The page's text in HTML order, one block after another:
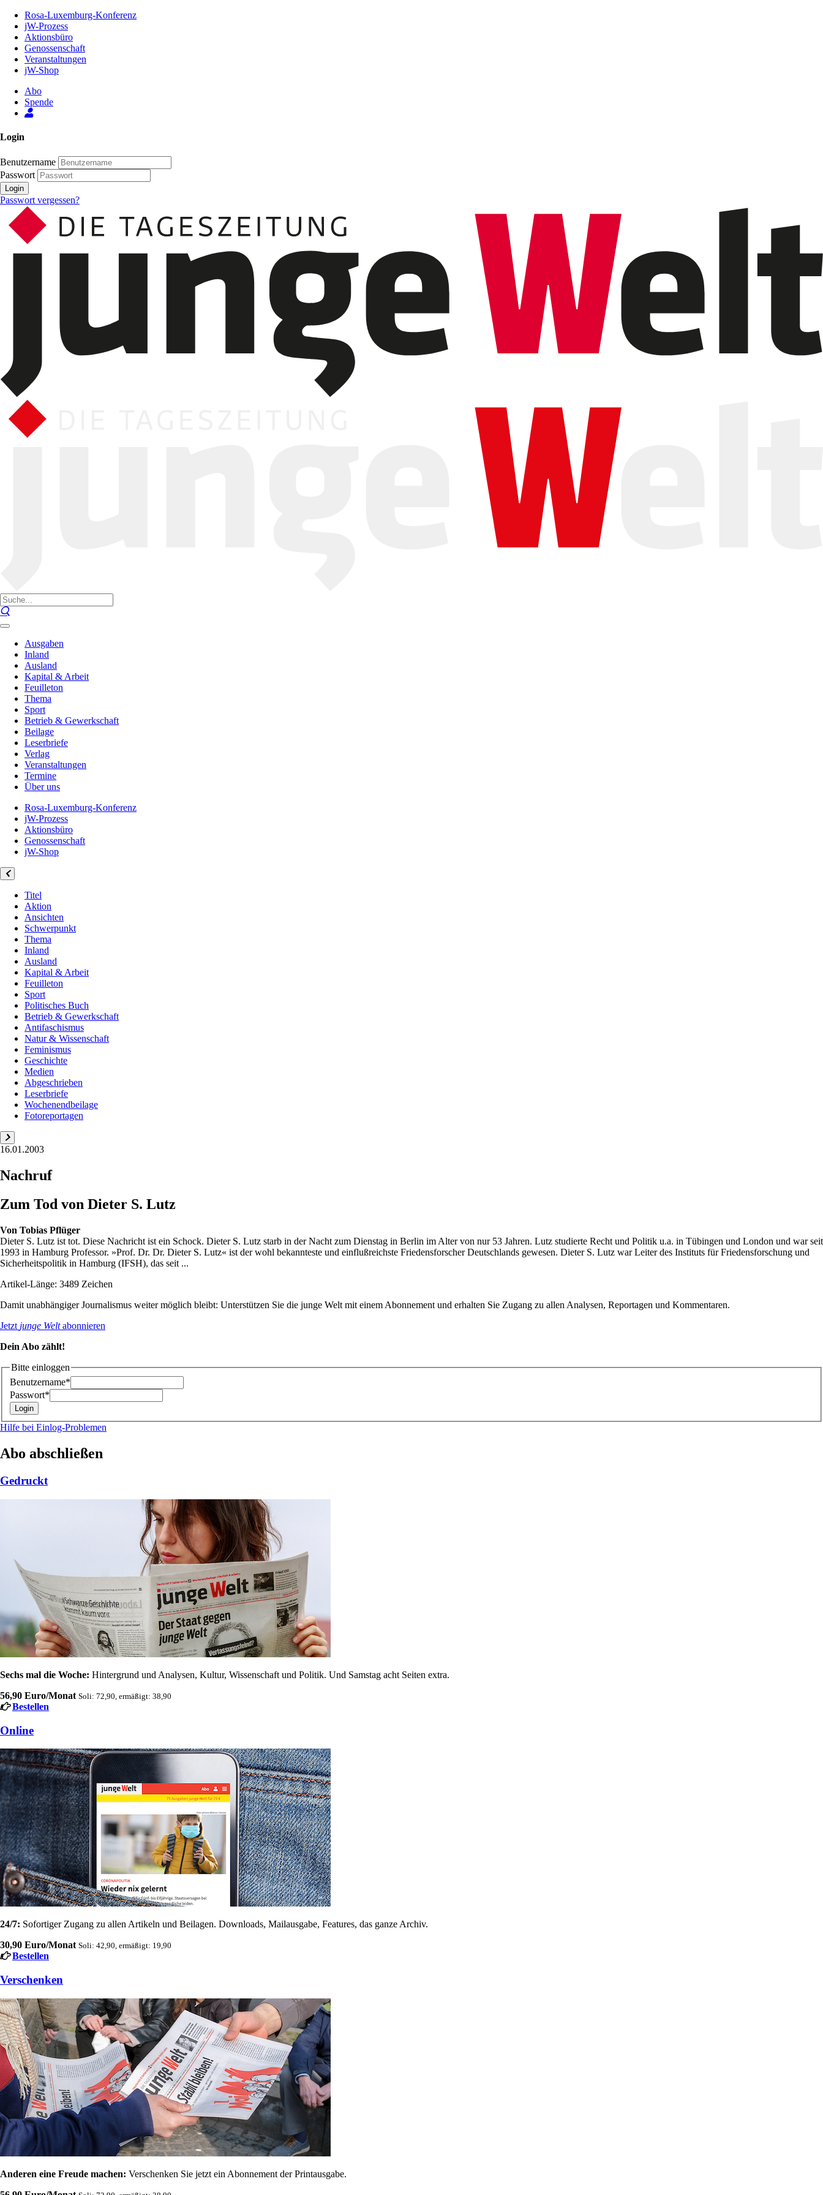
Inhalt
Seite
Rosa-Luxemburg-Konferenz
jW-Prozess
Aktionsbüro
Genossenschaft
Veranstaltungen
jW-Shop
Abo
Spende
Login
Benutzername
Passwort
Login
Passwort vergessen?
Ausgaben
Inland
Ausland
Kapital & Arbeit
Feuilleton
Thema
Sport
Betrieb & Gewerkschaft
Beilage
Leserbriefe
Verlag
Veranstaltungen
Termine
Über uns
Rosa-Luxemburg-Konferenz
jW-Prozess
Aktionsbüro
Genossenschaft
jW-Shop
Titel
Aktion
Ansichten
Schwerpunkt
Thema
Inland
Ausland
Kapital & Arbeit
Feuilleton
Sport
Politisches Buch
Betrieb & Gewerkschaft
Antifaschismus
Natur & Wissenschaft
Feminismus
Geschichte
Medien
Abgeschrieben
Leserbriefe
Wochenendbeilage
Fotoreportagen
16.01.2003
Nachruf
Zum Tod von Dieter S. Lutz
Von Tobias Pflüger
Dieter S. Lutz ist tot. Diese Nachricht ist ein Schock. Dieter S. Lutz starb in der Nacht zum Dienstag in Berlin im Alter von nur 53 Jahren. Lutz studierte Recht und Politik u.a. in Tübingen und London und war seit
1993 in Hamburg Professor. »Prof. Dr. Dr. Dieter S. Lutz« ist der wohl bekannteste und einflußreichste Friedensforscher Deutschlands gewesen. Dieter S. Lutz war Leiter des Instituts für Friedensforschung und
Sicherheitspolitik in Hamburg (IFSH), das seit ...
Artikel-Länge: 3489 Zeichen
Damit unabhängiger Journalismus weiter möglich bleibt: Unterstützen Sie die junge Welt mit einem Abonnement und erhalten Sie Zugang zu allen Analysen, Reportagen und Kommentaren.
Jetzt junge Weltabonnieren
Dein Abo zählt!
Bitte einloggen
Benutzername*
Passwort*
Hilfe bei Einlog-Problemen
Abo abschließen
Gedruckt
Sechs mal die Woche: Hintergrund und Analysen, Kultur, Wissenschaft und Politik. Und Samstag acht Seiten extra.
56,90 Euro/Monat Soli: 72,90, ermäßigt: 38,90
Bestellen
Online
24/7: Sofortiger Zugang zu allen Artikeln und Beilagen. Downloads, Mailausgabe, Features, das ganze Archiv.
30,90 Euro/Monat Soli: 42,90, ermäßigt: 19,90
Bestellen
Verschenken
Anderen eine Freude machen: Verschenken Sie jetzt ein Abonnement der Printausgabe.